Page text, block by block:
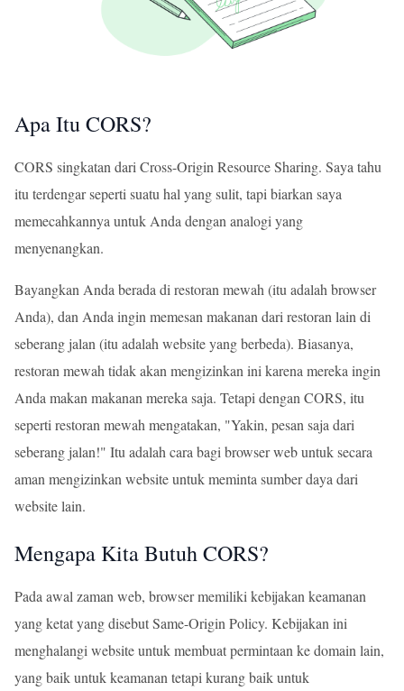
Apa Itu CORS?
CORS singkatan dari Cross-Origin Resource Sharing. Saya tahu
itu terdengar seperti suatu hal yang sulit, tapi biarkan saya
memecahkannya untuk Anda dengan analogi yang
menyenangkan.
Bayangkan Anda berada di restoran mewah (itu adalah browser
Anda), dan Anda ingin memesan makanan dari restoran lain di
seberang jalan (itu adalah website yang berbeda). Biasanya,
restoran mewah tidak akan mengizinkan ini karena mereka ingin
Anda makan makanan mereka saja. Tetapi dengan CORS, itu
seperti restoran mewah mengatakan, "Yakin, pesan saja dari
seberang jalan!" Itu adalah cara bagi browser web untuk secara
aman mengizinkan website untuk meminta sumber daya dari
website lain.
Mengapa Kita Butuh CORS?
Pada awal zaman web, browser memiliki kebijakan keamanan
yang ketat yang disebut Same-Origin Policy. Kebijakan ini
menghalangi website untuk membuat permintaan ke domain lain,
yang baik untuk keamanan tetapi kurang baik untuk